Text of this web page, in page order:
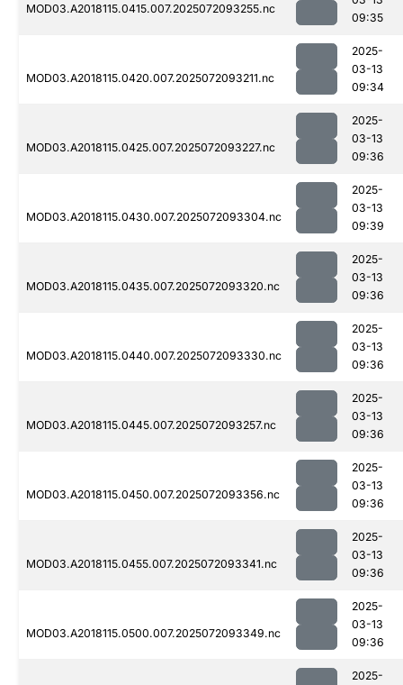
MOD03.A2018115.0415.007.2025072093255.nc
09:35
MOD03.A2018115.0420.007.2025072093211.nc
2025-
03-13
09:34
MOD03.A2018115.0425.007.2025072093227.nc
2025-
03-13
09:36
MOD03.A2018115.0430.007.2025072093304.nc
2025-
03-13
09:39
MOD03.A2018115.0435.007.2025072093320.nc
2025-
03-13
09:36
MOD03.A2018115.0440.007.2025072093330.nc
2025-
03-13
09:36
MOD03.A2018115.0445.007.2025072093257.nc
2025-
03-13
09:36
MOD03.A2018115.0450.007.2025072093356.nc
2025-
03-13
09:36
MOD03.A2018115.0455.007.2025072093341.nc
2025-
03-13
09:36
MOD03.A2018115.0500.007.2025072093349.nc
2025-
03-13
09:36
2025-